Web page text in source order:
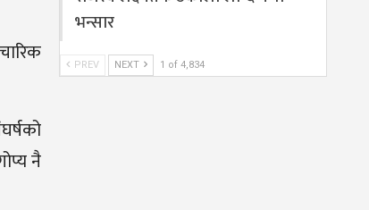
नै
भन्सार
PREV NEXT 1 of 4,834